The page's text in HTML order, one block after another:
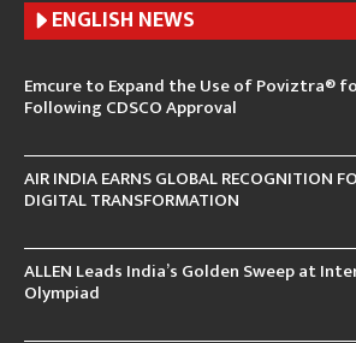
ENGLISH NEWS
Emcure to Expand the Use of Poviztra®
Following CDSCO Approval
AIR INDIA EARNS GLOBAL RECOGNITION
DIGITAL TRANSFORMATION
ALLEN Leads India’s Golden Sweep at
Olympiad